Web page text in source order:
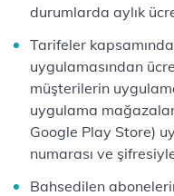
durumlarda aylık
Tarifeler
uygulamasından
müşterilerin
uygulama
Google Play Store)
numarası ve
Bahsedilen